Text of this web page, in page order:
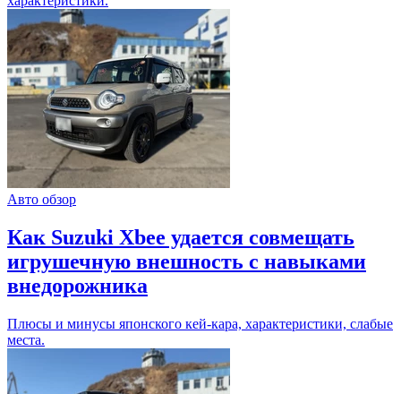
Авто обзор
Как Suzuki Xbee удается совмещать
игрушечную внешность с навыками
внедорожника
Плюсы и минусы японского кей-кара, характеристики, слабые
места.